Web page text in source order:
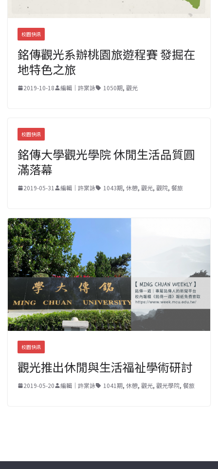
校園快訊
銘傳觀光系辦桃園旅遊程賽 發掘在
地特色之旅
2019-10-18 編輯｜許棠詠 1050期, 觀光
校園快訊
銘傳大學觀光學院 休閒生活品質圓
滿落幕
2019-05-31 編輯｜許棠詠 1043期, 休憩, 觀光, 觀院, 餐旅
校園快訊
觀光推出休閒與生活福祉學術研討
2019-05-20 編輯｜許棠詠 1041期, 休憩, 觀光, 觀光學院, 餐旅